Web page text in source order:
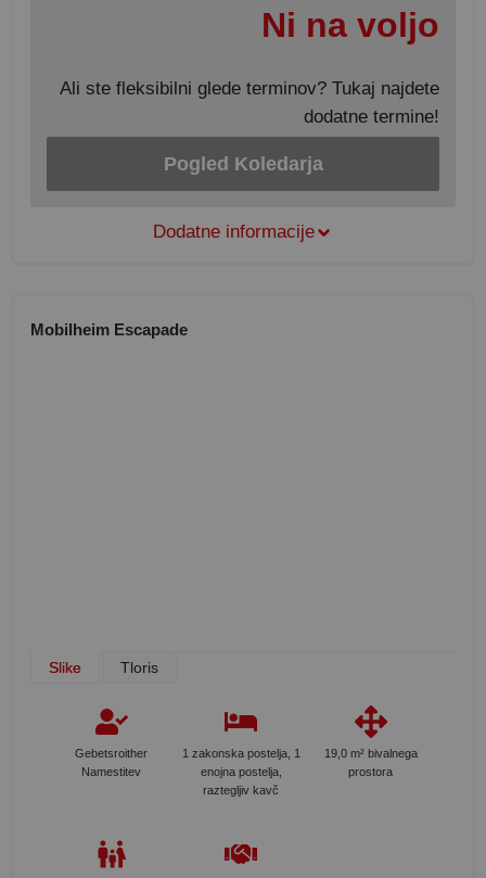
Ni na voljo
Ali ste fleksibilni glede terminov? Tukaj najdete
dodatne termine!
Pogled Koledarja
Dodatne informacije
Mobilheim Escapade
Slike Tloris
Gebetsroither
Namestitev
1 zakonska postelja, 1
enojna postelja,
raztegljiv kavč
19,0 m² bivalnega
prostora